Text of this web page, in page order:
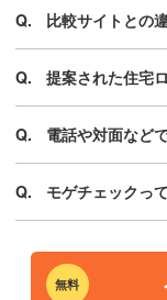
比較サイトとの
提案された住宅
電話や対面など
モゲチェックっ
無料